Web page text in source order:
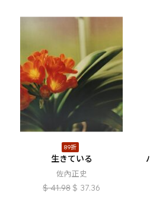
89折
生きている
佐內正史
$ 41.98 $ 37.36